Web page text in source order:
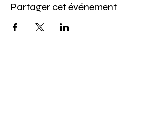
Partager cet événement